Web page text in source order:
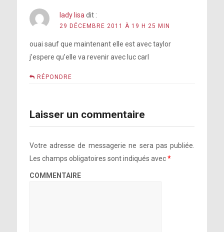
lady lisa dit :
29 DÉCEMBRE 2011 À 19 H 25 MIN
ouai sauf que maintenant elle est avec taylor
j’espere qu’elle va revenir avec luc carl
RÉPONDRE
Laisser un commentaire
Votre adresse de messagerie ne sera pas publiée.
Les champs obligatoires sont indiqués avec*
COMMENTAIRE